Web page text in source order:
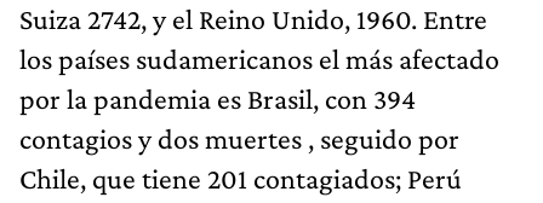
Suiza 2742, y el Reino Unido, 1960. Entre
los países sudamericanos el más afectado
por la pandemia es Brasil, con 394
contagios y dos muertes , seguido por
Chile, que tiene 201 contagiados; Perú